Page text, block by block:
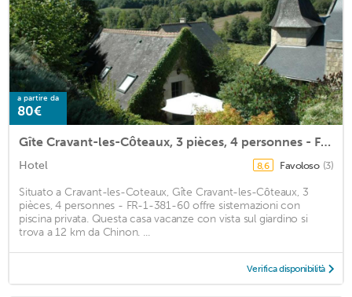
a partire da
80€
Gîte Cravant-les-Côteaux, 3 pièces, 4 personnes - FR-1-381-60
Hotel 8,6 Favoloso (3)
Situato a Cravant-les-Coteaux, Gîte Cravant-les-Côteaux, 3
pièces, 4 personnes - FR-1-381-60 offre sistemazioni con
piscina privata. Questa casa vacanze con vista sul giardino si
trova a 12 km da Chinon. ...
Verifica disponibilità